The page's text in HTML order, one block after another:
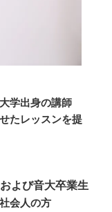
学出身の講師
たレッスンを提
よび音大卒業生
会人の方